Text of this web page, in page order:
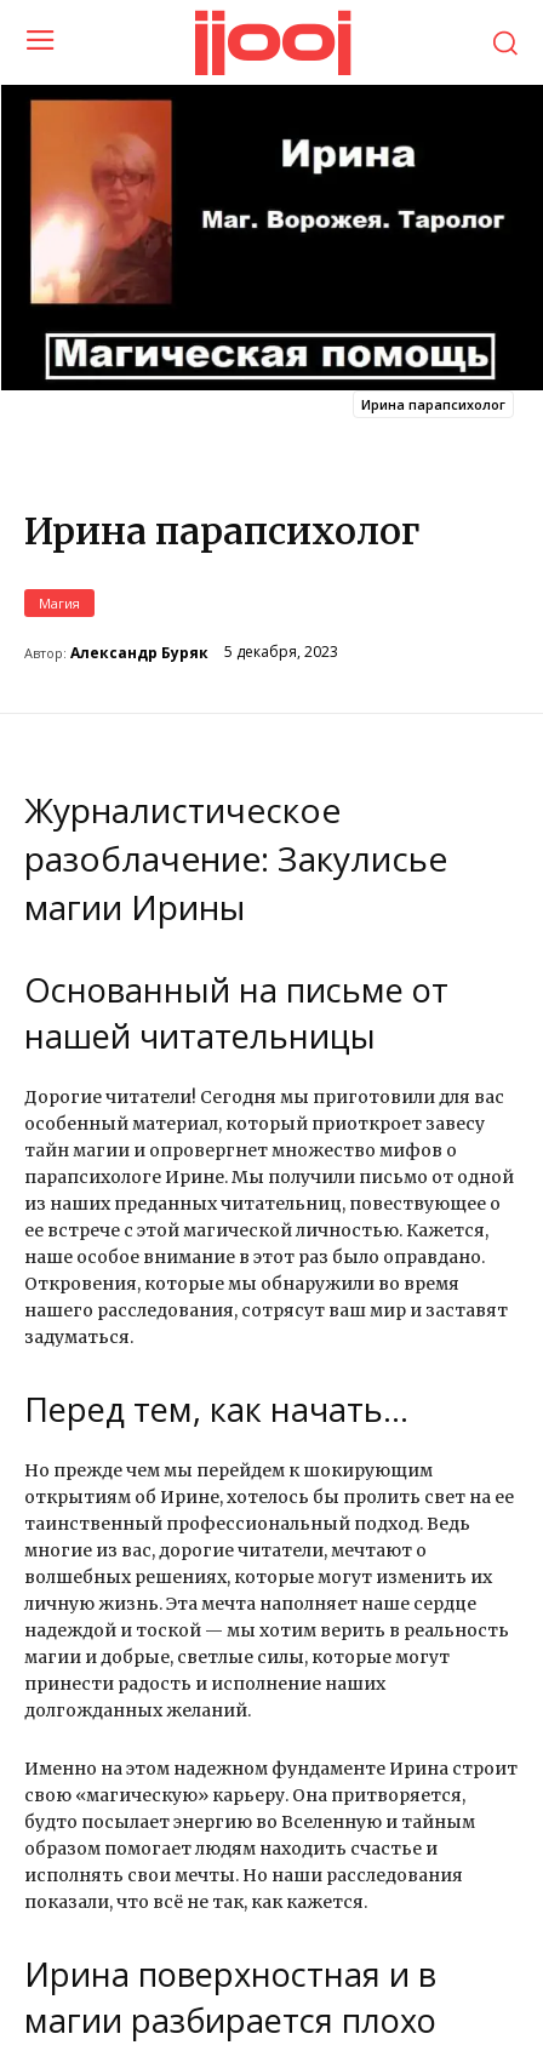
jjooj
Ирина парапсихолог
Магия
Автор: Александр Буряк 5 декабря, 2023
Ирина парапсихолог
Журналистическое
разоблачение: Закулисье
магии Ирины
Основанный на письме от
нашей читательницы
Дорогие читатели! Сегодня мы приготовили для вас
особенный материал, который приоткроет завесу
тайн магии и опровергнет множество мифов о
парапсихологе Ирине. Мы получили письмо от одной
из наших преданных читательниц, повествующее о
ее встрече с этой магической личностью. Кажется,
наше особое внимание в этот раз было оправдано.
Откровения, которые мы обнаружили во время
нашего расследования, сотрясут ваш мир и заставят
задуматься.
Перед тем, как начать…
Но прежде чем мы перейдем к шокирующим
открытиям об Ирине, хотелось бы пролить свет на ее
таинственный профессиональный подход. Ведь
многие из вас, дорогие читатели, мечтают о
волшебных решениях, которые могут изменить их
личную жизнь. Эта мечта наполняет наше сердце
надеждой и тоской — мы хотим верить в реальность
магии и добрые, светлые силы, которые могут
принести радость и исполнение наших
долгожданных желаний.
Именно на этом надежном фундаменте Ирина строит
свою «магическую» карьеру. Она притворяется,
будто посылает энергию во Вселенную и тайным
образом помогает людям находить счастье и
исполнять свои мечты. Но наши расследования
показали, что всё не так, как кажется.
Ирина поверхностная и в
магии разбирается плохо